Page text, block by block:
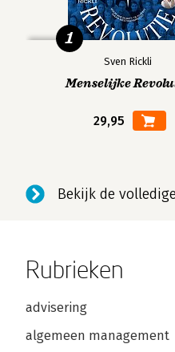
Sven Rickli
Menselijke
29,95
1
Bekijk de
Rubrieken
advisering
algemeen management